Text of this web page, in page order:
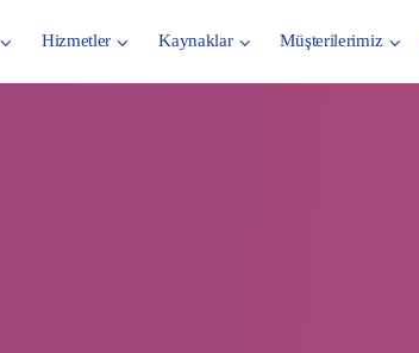
Hizmetler Kaynaklar Müşterilerimiz